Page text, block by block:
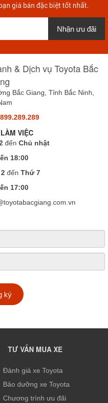
giá bán đặc biệt tốt nhất.
Nhận ưu đãi
& Dịch vụ Toyota Bắc
Bắc Giang, Tỉnh Bắc Ninh,
VIỆC
đến Chủ nhật
18:00
đến Thứ 7
17:00
ký
TƯ VẤN MUA XE
Đánh giá xe Toyota
Bảo dưỡng xe Toyota
Chương trình ưu đãi